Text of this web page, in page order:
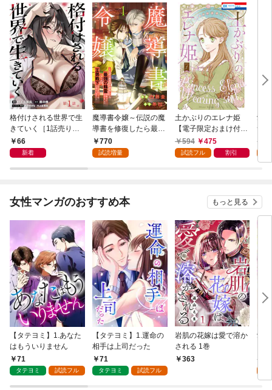
格付けされる世界で生
きていく［1話売り］
第1話
66
新着
魔導書令嬢～伝説の魔
導書を修復したら最強
の精霊が味方になりま
した（クールな王弟殿
770
試読増量
土かぶりのエレナ姫
【電子限定おまけ付
き】 1巻
594 475
試読フル 割引
愛
つ
女性マンガのおすすめ本 もっと見る
【タテヨミ】1.あなた
はもういりません
71
タテヨミ 試読フル
【タテヨミ】1.運命の
相手は上司だった
71
タテヨミ 試読フル
岩肌の花嫁は愛で溶か
される 1巻
363
愛